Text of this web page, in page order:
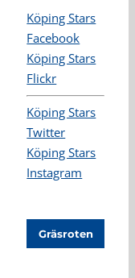
Köping Stars
Facebook
Köping Stars
Flickr
Köping Stars
Twitter
Köping Stars
Instagram
Gräsroten